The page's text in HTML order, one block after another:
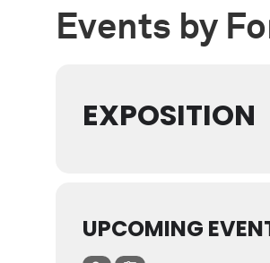
Events by
EXPOSITION
UPCOMING